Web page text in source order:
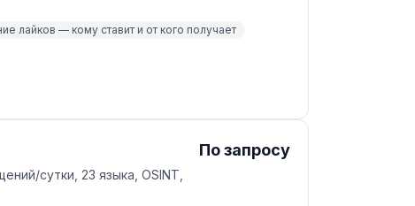
лайков — кому ставит и от кого получает
сутки, 23 языка, OSINT,
По запросу